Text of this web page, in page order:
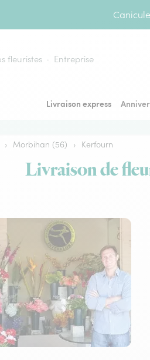
fleuristes Entreprise
Livraison express
› Morbihan (56) › Kerfourn
Livraison de